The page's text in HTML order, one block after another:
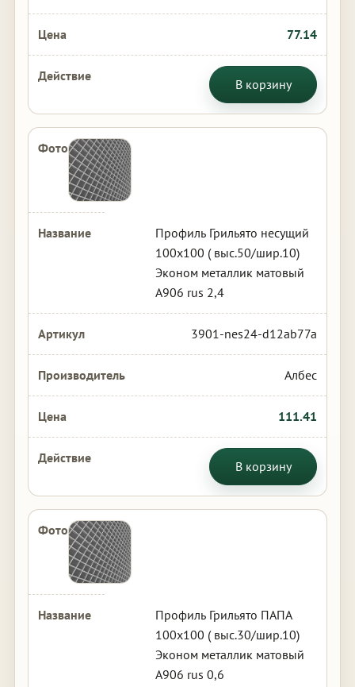
77.14
В корзину
Профиль Грильято несущий
100х100 ( выс.50/шир.10)
Эконом металлик матовый
А906 rus 2,4
3901-nes24-d12ab77a
Албес
111.41
В корзину
Профиль Грильято ПАПА
100х100 ( выс.30/шир.10)
Эконом металлик матовый
А906 rus 0,6